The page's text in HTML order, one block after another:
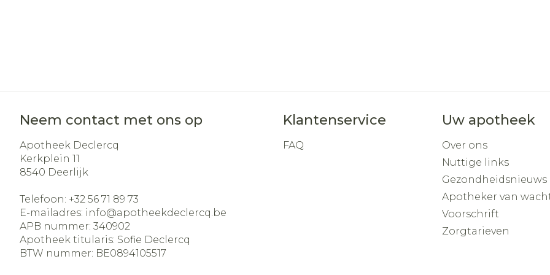
Neem contact met ons op
Apotheek Declercq
Kerkplein 11
8540 Deerlijk
Telefoon: +32 56 71 89 73
E-mailadres: info@apotheekdeclercq.be
APB nummer: 340902
Apotheek titularis: Sofie Declercq
BTW nummer: BE0894105517
Klantenservice
FAQ
Uw apotheek
Over ons
Nuttige links
Gezondheidsnieuws
Apotheker van
Voorschrift
Zorgtarieven